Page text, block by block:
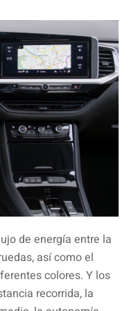
de energía entre la
así como el
colores. Y los
recorrida, la